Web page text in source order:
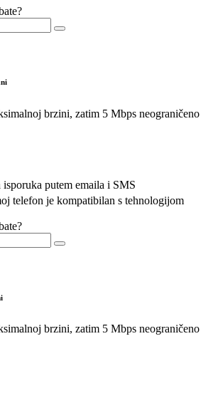
brzini, zatim 5 Mbps neograničeno
isporuka putem emaila i SMS
telefon je kompatibilan s tehnologijom
brzini, zatim 5 Mbps neograničeno